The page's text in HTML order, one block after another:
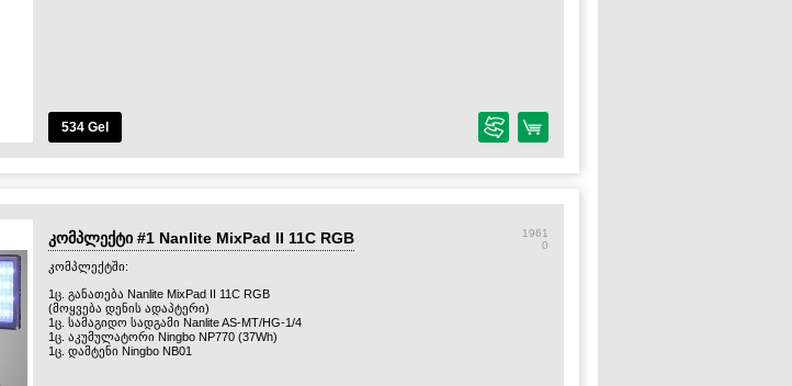
534 Gel
კომპლექტი #1 Nanlite MixPad II 11C RGB
1961
0
კომპლექტში:
1ც. განათება Nanlite MixPad II 11C RGB
(მოყვება დენის ადაპტერი)
1ც. სამაგიდო სადგამი Nanlite AS-MT/HG-1/4
1ც. აკუმულატორი Ningbo NP770 (37Wh)
1ც. დამტენი Ningbo NB01